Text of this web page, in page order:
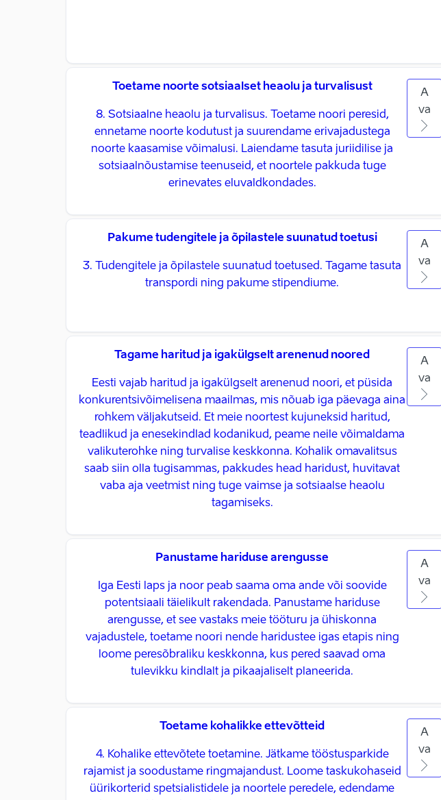
Toetame noorte sotsiaalset heaolu ja turvalisust
8. Sotsiaalne heaolu ja turvalisus. Toetame noori peresid,
ennetame noorte kodutust ja suurendame erivajadustega
noorte kaasamise võimalusi. Laiendame tasuta juriidilise ja
sotsiaalnõustamise teenuseid, et noortele pakkuda tuge
erinevates eluvaldkondades.
A
va
Pakume tudengitele ja õpilastele suunatud toetusi
3. Tudengitele ja õpilastele suunatud toetused. Tagame tasuta
transpordi ning pakume stipendiume.
A
va
Tagame haritud ja igakülgselt arenenud noored
Eesti vajab haritud ja igakülgselt arenenud noori, et püsida
konkurentsivõimelisena maailmas, mis nõuab iga päevaga aina
rohkem väljakutseid. Et meie noortest kujuneksid haritud,
teadlikud ja enesekindlad kodanikud, peame neile võimaldama
valikuterohke ning turvalise keskkonna. Kohalik omavalitsus
saab siin olla tugisammas, pakkudes head haridust, huvitavat
vaba aja veetmist ning tuge vaimse ja sotsiaalse heaolu
tagamiseks.
A
va
Panustame hariduse arengusse
Iga Eesti laps ja noor peab saama oma ande või soovide
potentsiaali täielikult rakendada. Panustame hariduse
arengusse, et see vastaks meie tööturu ja ühiskonna
vajadustele, toetame noori nende haridustee igas etapis ning
loome peresõbraliku keskkonna, kus pered saavad oma
tulevikku kindlalt ja pikaajaliselt planeerida.
A
va
Toetame kohalikke ettevõtteid
4. Kohalike ettevõtete toetamine. Jätkame tööstusparkide
rajamist ja soodustame ringmajandust. Loome taskukohaseid
üürikorterid spetsialistidele ja noortele peredele, edendame
A
va